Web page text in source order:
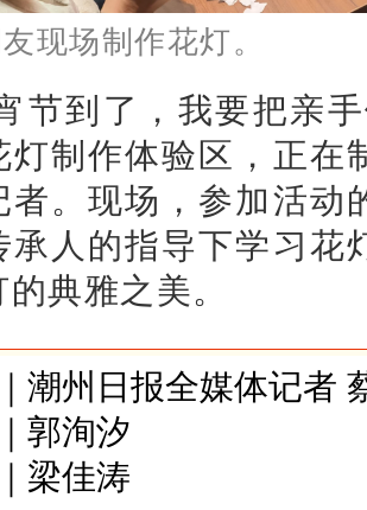
现场制作花灯。
节到了，我要把亲
灯制作体验区，正在
者。现场，参加活动
承人的指导下学习花
典雅之美。
潮州日报全媒体记者
郭洵汐
梁佳涛